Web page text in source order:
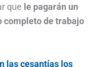
que le pagarán un
completo de trabajo
las cesantías los